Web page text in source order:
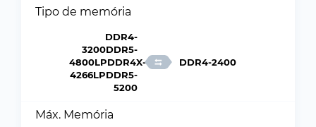
Tipo de memória
DDR4-
3200DDR5-
4800LPDDR4X-
4266LPDDR5-
5200
DDR4-2400
Máx. Memória